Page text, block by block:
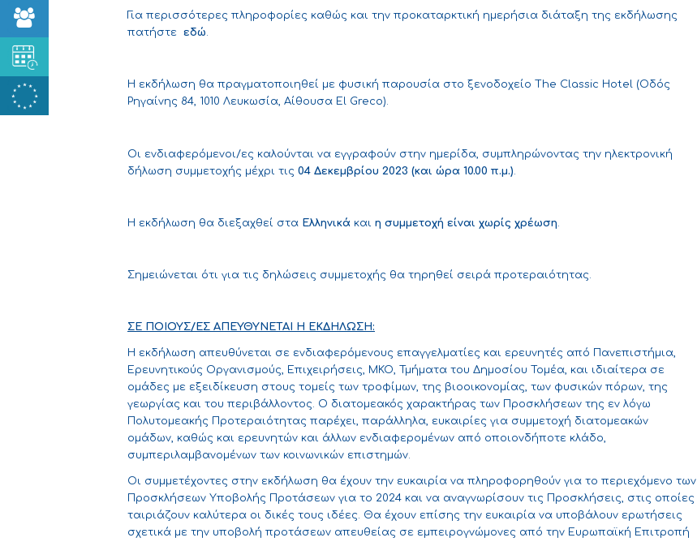
Για περισσότερες πληροφορίες καθώς και την προκαταρκτική ημερήσια διάταξη της εκδήλωσης
πατήστε εδώ.
Η εκδήλωση θα πραγματοποιηθεί με φυσική παρουσία στο ξενοδοχείο The Classic Hotel (Οδός
Ρηγαίνης 84, 1010 Λευκωσία, Αίθουσα El Greco).
Οι ενδιαφερόμενοι/ες καλούνται να εγγραφούν στην ημερίδα, συμπληρώνοντας την ηλεκτρονική
δήλωση συμμετοχής μέχρι τις 04 Δεκεμβρίου 2023 (και ώρα 10.00 π.μ.)
Η εκδήλωση θα διεξαχθεί στα Ελληνικά και η συμμετοχή είναι χωρίς χρέωση
Σημειώνεται ότι για τις δηλώσεις συμμετοχής θα τηρηθεί σειρά προτεραιότητας.
ΣΕ ΠΟΙΟΥΣ/ΕΣ ΑΠΕΥΘΥΝΕΤΑΙ Η ΕΚΔΗΛΩΣΗ:
Η εκδήλωση απευθύνεται σε ενδιαφερόμενους επαγγελματίες και ερευνητές από Πανεπιστήμια,
Ερευνητικούς Οργανισμούς, Επιχειρήσεις, ΜΚΟ, Τμήματα του Δημοσίου Τομέα, και ιδιαίτερα σε
ομάδες με εξειδίκευση στους τομείς των τροφίμων, της βιοοικονομίας, των φυσικών πόρων, της
γεωργίας και του περιβάλλοντος. Ο διατομεακός χαρακτήρας των Προσκλήσεων της εν λόγω
Πολυτομεακής Προτεραιότητας παρέχει, παράλληλα, ευκαιρίες για συμμετοχή διατομεακών
ομάδων, καθώς και ερευνητών και άλλων ενδιαφερομένων από οποιονδήποτε κλάδο,
συμπεριλαμβανομένων των κοινωνικών επιστημών.
Οι συμμετέχοντες στην εκδήλωση θα έχουν την ευκαιρία να πληροφορηθούν για το περιεχόμενο των
Προσκλήσεων Υποβολής Προτάσεων για το 2024 και να αναγνωρίσουν τις Προσκλήσεις, στις οποίες
ταιριάζουν καλύτερα οι δικές τους ιδέες. Θα έχουν επίσης την ευκαιρία να υποβάλουν ερωτήσεις
σχετικά με την υποβολή προτάσεων απευθείας σε εμπειρογνώμονες από την Ευρωπαϊκή Επιτροπή